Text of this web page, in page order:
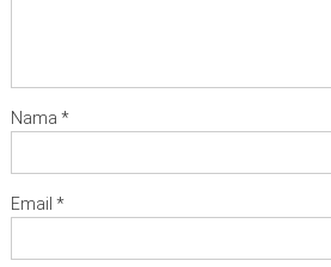
Nama *
Email *